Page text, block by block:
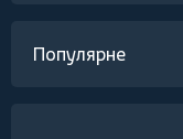
Популярне